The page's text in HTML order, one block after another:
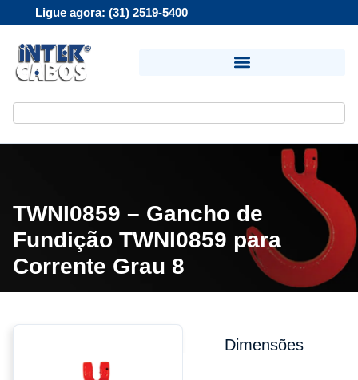
Ligue agora: (31) 2519-5400
TWNI0859 – Gancho de
Fundição TWNI0859 para
Corrente Grau 8
Dimensões